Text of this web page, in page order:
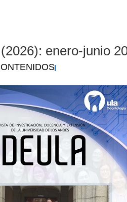
enero-junio